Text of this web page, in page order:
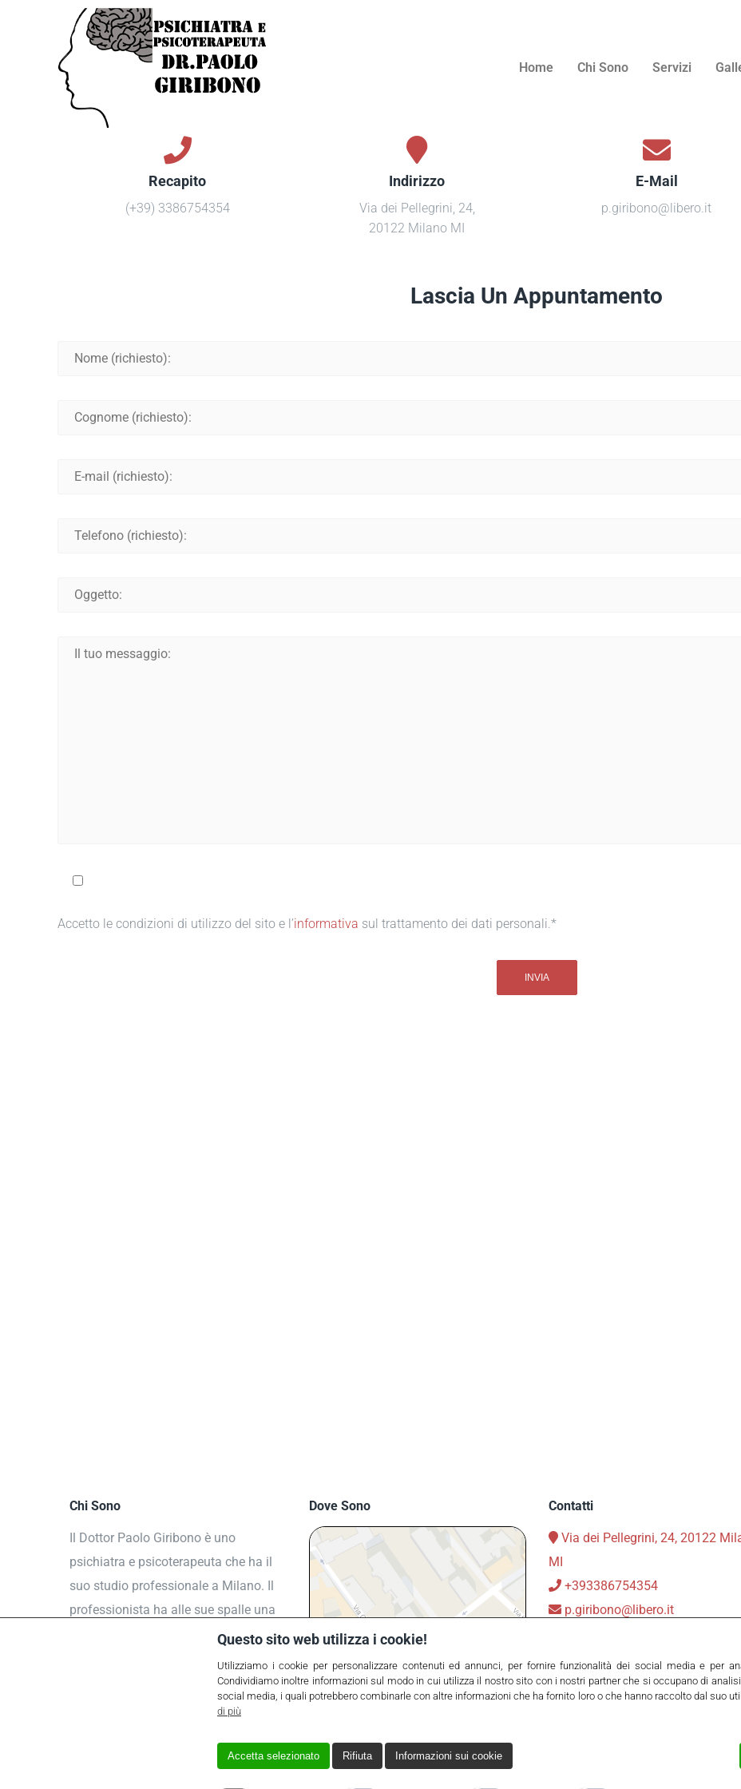
Home Chi Sono Servizi
Recapito
(+39) 3386754354
Indirizzo
Via dei Pellegrini, 24,
20122 Milano MI
E-Mail
p.giribono@libero.it
Lascia Un Appuntamento
Accetto le condizioni di utilizzo del sito e l’informativa sul trattamento dei dati personali.*
Chi Sono
Il Dottor Paolo Giribono è uno
psichiatra e psicoterapeuta che ha il
suo studio professionale a Milano. Il
professionista ha alle sue spalle una
carriera fatta di studio e di pratica
presso i migliori ospedali italiani.
Dove Sono Contatti
Via dei Pellegrini, 24, 20122
MI
+393386754354
p.giribono@libero.it
Cookie Policy
Questo sito web utilizza i cookie!
Utilizziamo i cookie per personalizzare contenuti ed annunci, per fornire funzionalità dei social media e per
Condividiamo inoltre informazioni sul modo in cui utilizza il nostro sito con i nostri partner che si occupano di
social media, i quali potrebbero combinarle con altre informazioni che ha fornito loro o che hanno raccolto dal suo
di più
Accetta selezionato Rifiuta Informazioni sui cookie